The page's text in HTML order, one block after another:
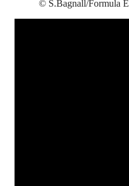
© S.Bagnall/Formula E